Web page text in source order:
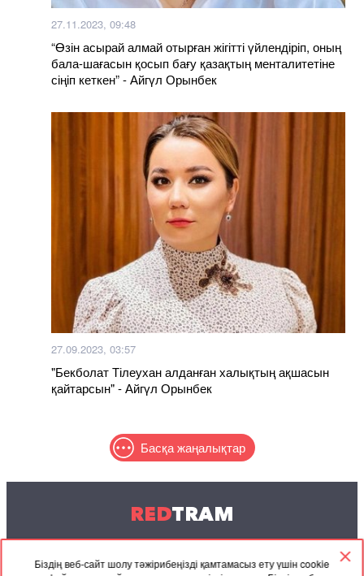
Біздің веб-сайт шолу тәжірибеңізді қамтамасыз ету үшін cookie
27.11.2023, 09:48
“Өзін асырай алмай отырған жігітті үйлендіріп, оның
бала-шағасын қосып бағу қазақтың менталитетіне
сіңіп кеткен” - Айгүл Орынбек
27.09.2023, 03:57
"Бекболат Тілеухан алданған халықтың ақшасын
қайтарсын" - Айгүл Орынбек
Басқа жаңалықтар
REDTRAM
© 2004-2026 Redtram, Ltd.